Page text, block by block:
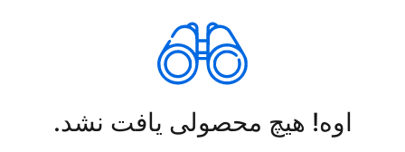
اوه! هیچ محصولی یافت نشد.